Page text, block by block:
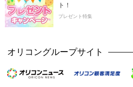
ト！
プレゼント特集
オリコングループサイト